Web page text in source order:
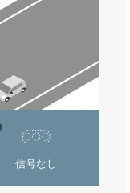
信号なし